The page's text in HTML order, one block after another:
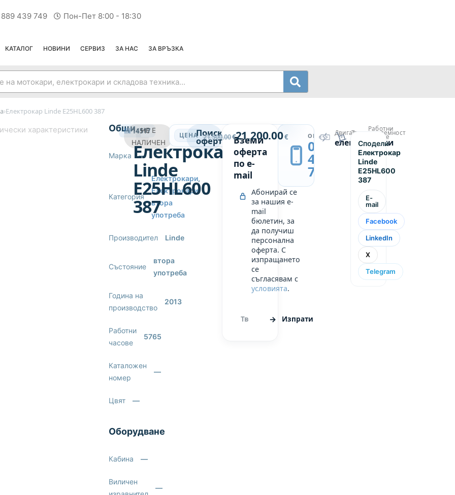
439 749 Пон-Пет 8:00 - 18:30
КАТАЛОГ НОВИНИ СЕРВИЗ ЗА НАС ЗА ВРЪЗКА
›Електрокар Linde E25HL600 387
характеристики Общи
Марка —
Категория
Електрокари,
Електрокари
втора
употреба
Производител Linde
Състояние
втора
употреба
Година на
производство
2013
Работни
часове
5765
Каталожен
номер
—
Цвят —
Оборудване
Кабина —
Виличен
—
14517
НЕ Е
НАЛИЧЕН
ЕЛЕКТРОКАРИ ВТОРА УПОТРЕБА
Електрокар
Linde
E25HL600
387
ЦЕНА 21,500.00€21,200.00€
Поискай
оферта →
Вземи
оферта
по e-
mail
Абонирай се
за нашия e-
mail
бюлетин, за
да получиш
персонална
оферта. С
изпращането
се
съгласявам с
условията.
Изпрати
ОБАДИ СЕ
0889
439
749
Двигател
електрически
Товароподемност
2500
Работни
часове
5765
Сподели
Електрокар
Linde
E25HL600
387
E-
mail
Facebook
LinkedIn
X
Telegram